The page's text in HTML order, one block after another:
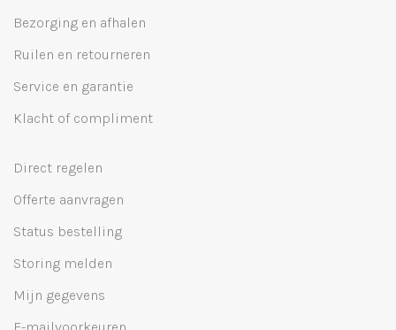
Bezorging en afhalen
Ruilen en retourneren
Service en garantie
Klacht of compliment
Direct regelen
Offerte aanvragen
Status bestelling
Storing melden
Mijn gegevens